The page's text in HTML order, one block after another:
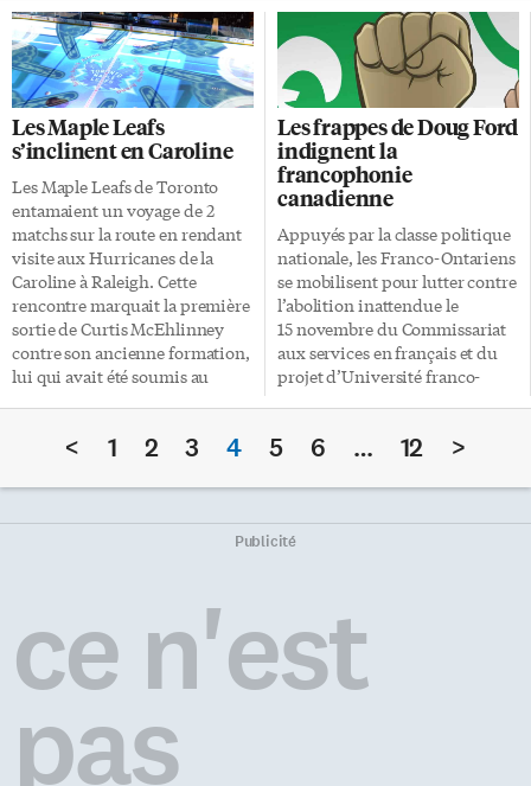
novembre dernier, dans le
dossier Mazraani c. Industrielle
Alliance, Assurance et services
financiers Inc., 2018 CSC 50.
Dans un jugement unanime
rendu par les juges Clément
Gascon et Suzanne Côté avec
l’accord des sept autres juges, il
est écrit que la question que le
juge doit se poser n’est pas de
savoir si la personne a […]
1er novembre qu’il publierait
bientôt une «clarification» dans
la foulée d’un reportage
accusateur du New Scientist.
Nobel de physique 2017 La
découverte d’ondes
gravitationnelles a beau être
aussi éloignée du commun des
mortels qu’il est possible de
l’être, elle est précieuse pour les
physiciens: elle constitue
l’aboutissement de près d’un
siècle de spéculations sur la
façon dont la structure même
de l’univers […]
Les Maple Leafs
s’inclinent en Caroline
Les Maple Leafs de Toronto
entamaient un voyage de 2
matchs sur la route en rendant
visite aux Hurricanes de la
Caroline à Raleigh. Cette
rencontre marquait la première
sortie de Curtis McEhlinney
contre son ancienne formation,
lui qui avait été soumis au
depuis été réclamé par les
sa marque depuis son arrivée
en Caroline du Nord. Tirs au
but L’équipe locale a démontré
en dominant rapidement les
Maple Leafs au niveau des tirs
au but. […]
Les frappes de Doug Ford
indignent la
francophonie
canadienne
Appuyés par la classe politique
nationale, les Franco-Ontariens
se mobilisent pour lutter contre
l’abolition inattendue le
15 novembre du Commissariat
aux services en français et du
projet d’Université franco-
Doug Ford permettrait de
déficit de 15 milliards $.
Ailleurs au pays, les
francophones et Acadiens sont
bafoué, ça ébranle tout le
monde», soutient la présidente
de la Société nationale de
< 1 2 3 4 5 6 … 12 >
Publicité
ce n'est
pas